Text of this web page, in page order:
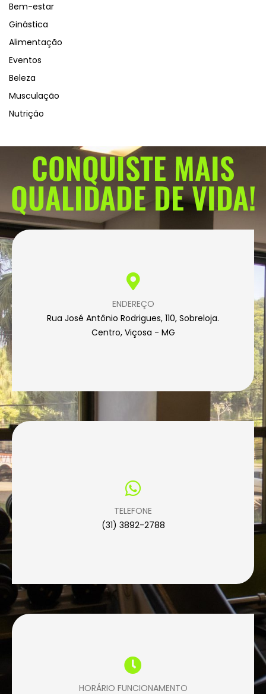
Bem-estar
Ginástica
Alimentação
Eventos
Beleza
Musculação
Nutrição
CONQUISTE MAIS
QUALIDADE DE VIDA!
ENDEREÇO
Rua José Antônio Rodrigues, 110, Sobreloja.
Centro, Viçosa - MG
TELEFONE
(31) 3892-2788
HORÁRIO FUNCIONAMENTO